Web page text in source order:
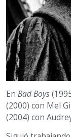
En Bad Boys
(2000) con Mel
(2004) con